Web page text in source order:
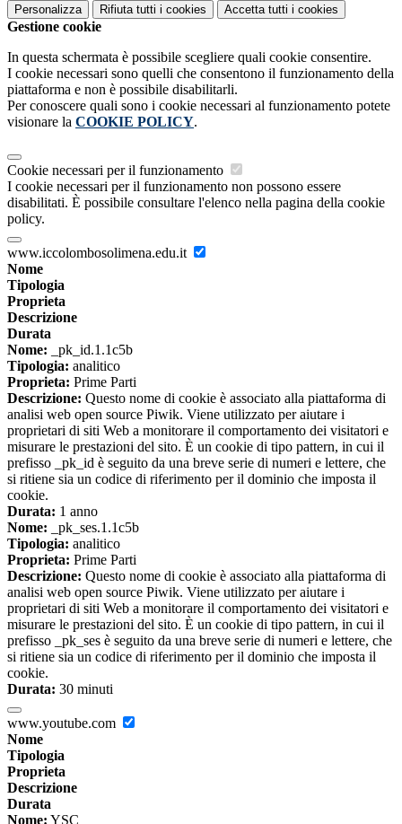
Personalizza Rifiuta tutti i cookies Accetta tutti i cookies
Gestione cookie
In questa schermata è possibile scegliere quali cookie consentire.
I cookie necessari sono quelli che consentono il funzionamento della
piattaforma e non è possibile disabilitarli.
Per conoscere quali sono i cookie necessari al funzionamento potete
visionare la COOKIE POLICY.
Cookie necessari per il funzionamento
I cookie necessari per il funzionamento non possono essere
disabilitati. È possibile consultare l'elenco nella pagina della cookie
policy.
www.iccolombosolimena.edu.it
Nome
Tipologia
Proprieta
Descrizione
Durata
Nome: _pk_id.1.1c5b
Tipologia: analitico
Proprieta: Prime Parti
Descrizione: Questo nome di cookie è associato alla piattaforma di
analisi web open source Piwik. Viene utilizzato per aiutare i
proprietari di siti Web a monitorare il comportamento dei visitatori e
misurare le prestazioni del sito. È un cookie di tipo pattern, in cui il
prefisso _pk_id è seguito da una breve serie di numeri e lettere, che
si ritiene sia un codice di riferimento per il dominio che imposta il
cookie.
Durata: 1 anno
Nome: _pk_ses.1.1c5b
Tipologia: analitico
Proprieta: Prime Parti
Descrizione: Questo nome di cookie è associato alla piattaforma di
analisi web open source Piwik. Viene utilizzato per aiutare i
proprietari di siti Web a monitorare il comportamento dei visitatori e
misurare le prestazioni del sito. È un cookie di tipo pattern, in cui il
prefisso _pk_ses è seguito da una breve serie di numeri e lettere, che
si ritiene sia un codice di riferimento per il dominio che imposta il
cookie.
Durata: 30 minuti
www.youtube.com
Nome
Tipologia
Proprieta
Descrizione
Durata
Nome: YSC